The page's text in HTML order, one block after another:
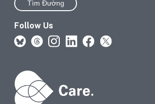
Tìm Đường
Follow Us